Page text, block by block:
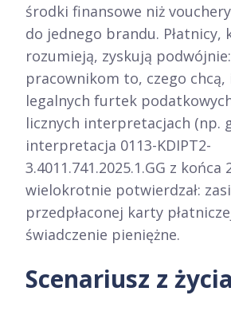
środki finansowe niż
do jednego brandu. Płatnicy,
rozumieją, zyskują
pracownikom to, czego chcą,
legalnych furtek
licznych interpretacjach (np.
interpretacja 0113-KDIPT2-
3.4011.741.2025.1.GG z końca
wielokrotnie potwierdzał:
przedpłaconej karty
świadczenie pieniężne.
Scenariusz z życia